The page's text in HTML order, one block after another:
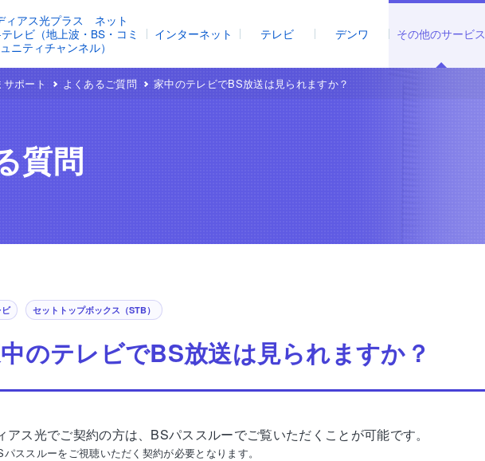
ィアス光プラス ネット
レビ（地上波・BS・コミ
ュニティチャンネル）
インターネット テレビ デンワ その他のサービス
ポート よくあるご質問 家中のテレビでBS放送は見られますか？
質問
セットトップボックス（STB）
のテレビでBS放送は見られますか？
アス光でご契約の方は、BSパススルーでご覧いただくことが可能です。
パススルーをご視聴いただく契約が必要となります。